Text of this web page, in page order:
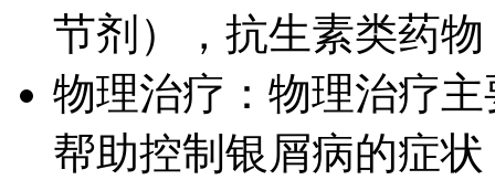
节剂），抗生素类药
物理治疗：物理治疗
帮助控制银屑病的症